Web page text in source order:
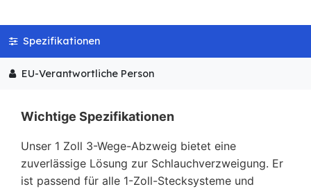
Spezifikationen
EU-Verantwortliche Person
Wichtige Spezifikationen
Unser 1 Zoll 3-Wege-Abzweig bietet eine
zuverlässige Lösung zur Schlauchverzweigung. Er
ist passend für alle 1-Zoll-Stecksysteme und